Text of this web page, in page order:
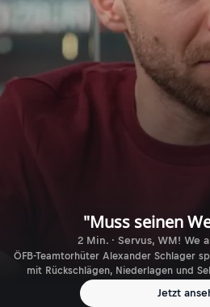
"Muss seinen
2 Min. · Servus, WM! We
ÖFB-Teamtorhüter Alexander Schlager
mit Rückschlägen, Niederlagen und
Jetzt